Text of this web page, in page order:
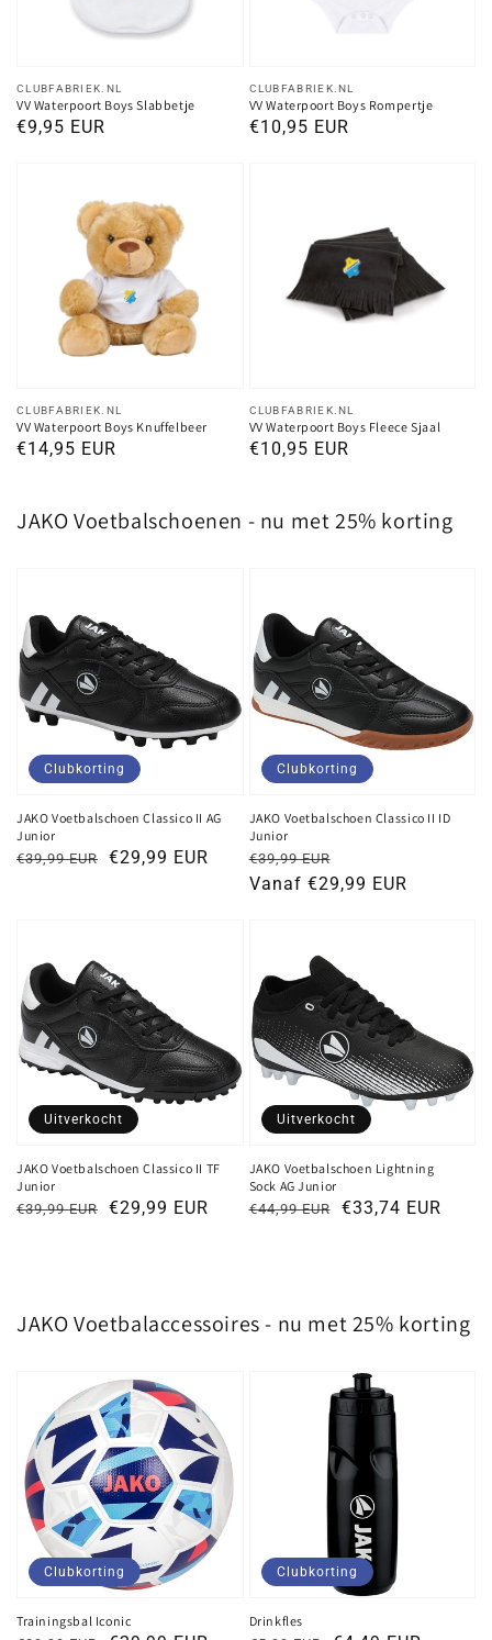
Verkoper:
CLUBFABRIEK.NL
VV Waterpoort Boys Slabbetje
Normale
€9,95 EUR
Verkoper:
CLUBFABRIEK.NL
VV Waterpoort Boys Rompertje
Normale
€10,95 EUR
Verkoper:
CLUBFABRIEK.NL
VV Waterpoort Boys Knuffelbeer
Normale
€14,95 EUR
Verkoper:
CLUBFABRIEK.NL
VV Waterpoort Boys Fleece Sjaal
Normale
€10,95 EUR
JAKO Voetbalschoenen - nu met 25% korting
JAKO Voetbalschoen Classico II AG
Junior
Normale
€39,99 EUR
Kortingsprijs€29,99 EUR
Clubkorting
JAKO Voetbalschoen Classico II ID
Junior
Normale
prijs
€39,99 EUR
Kortingsprijs
Vanaf €29,99 EUR
Clubkorting
JAKO Voetbalschoen Classico II TF
Junior
Normale
€39,99 EUR
Kortingsprijs€29,99 EUR
Uitverkocht
JAKO Voetbalschoen Lightning
Sock AG Junior
Normale
€44,99 EUR
Kortingsprijs€33,74 EUR
Uitverkocht
JAKO Voetbalaccessoires - nu met 25% korting
Trainingsbal Iconic
Clubkorting
Drinkfles
Clubkorting